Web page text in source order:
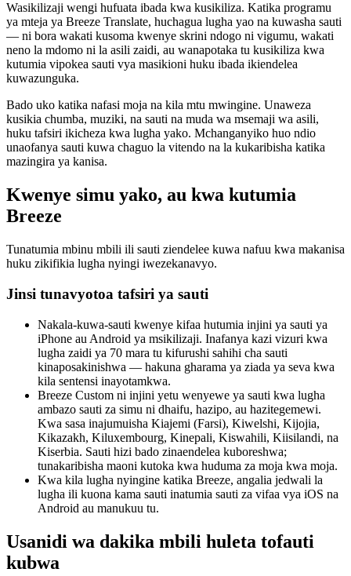
Wasikilizaji wengi hufuata ibada kwa kusikiliza. Katika programu
ya mteja ya Breeze Translate, huchagua lugha yao na kuwasha sauti
— ni bora wakati kusoma kwenye skrini ndogo ni vigumu, wakati
neno la mdomo ni la asili zaidi, au wanapotaka tu kusikiliza kwa
kutumia vipokea sauti vya masikioni huku ibada ikiendelea
kuwazunguka.
Bado uko katika nafasi moja na kila mtu mwingine. Unaweza
kusikia chumba, muziki, na sauti na muda wa msemaji wa asili,
huku tafsiri ikicheza kwa lugha yako. Mchanganyiko huo ndio
unaofanya sauti kuwa chaguo la vitendo na la kukaribisha katika
mazingira ya kanisa.
Kwenye simu yako, au kwa kutumia
Breeze
Tunatumia mbinu mbili ili sauti ziendelee kuwa nafuu kwa makanisa
huku zikifikia lugha nyingi iwezekanavyo.
Jinsi tunavyotoa tafsiri ya sauti
Nakala-kuwa-sauti kwenye kifaa hutumia injini ya sauti ya
iPhone au Android ya msikilizaji. Inafanya kazi vizuri kwa
lugha zaidi ya 70 mara tu kifurushi sahihi cha sauti
kinaposakinishwa — hakuna gharama ya ziada ya seva kwa
kila sentensi inayotamkwa.
Breeze Custom ni injini yetu wenyewe ya sauti kwa lugha
ambazo sauti za simu ni dhaifu, hazipo, au hazitegemewi.
Kwa sasa inajumuisha Kiajemi (Farsi), Kiwelshi, Kijojia,
Kikazakh, Kiluxembourg, Kinepali, Kiswahili, Kiisilandi, na
Kiserbia. Sauti hizi bado zinaendelea kuboreshwa;
tunakaribisha maoni kutoka kwa huduma za moja kwa moja.
Kwa kila lugha nyingine katika Breeze, angalia jedwali la
lugha ili kuona kama sauti inatumia sauti za vifaa vya iOS na
Android au manukuu tu.
Usanidi wa dakika mbili huleta tofauti
kubwa